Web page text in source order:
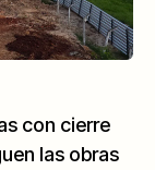
con cierre
las obras